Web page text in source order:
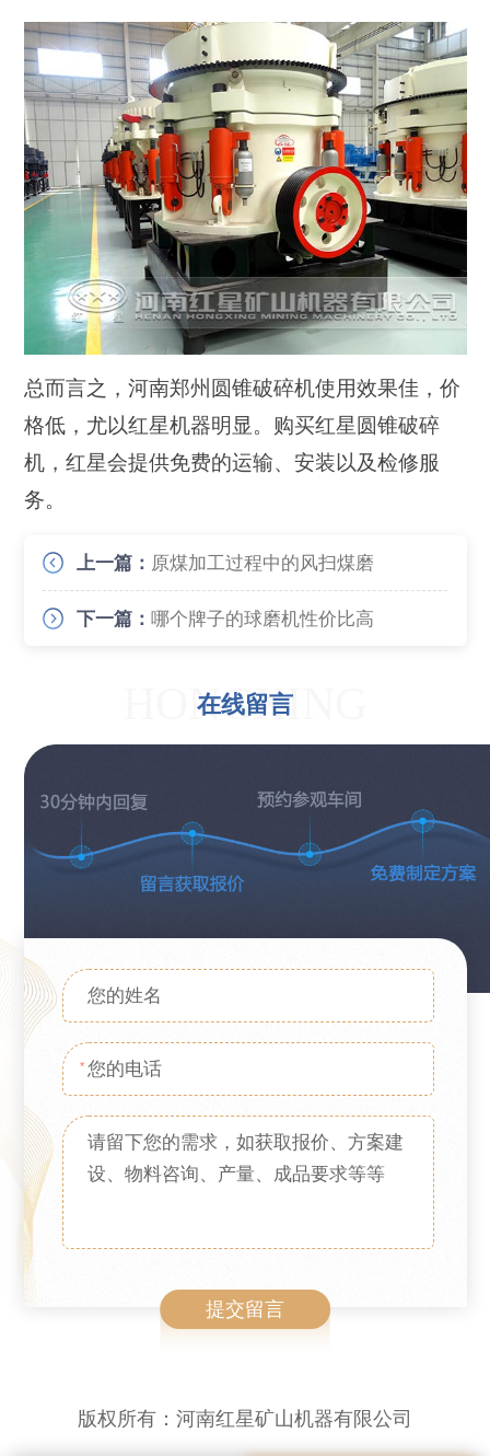
总而言之， 河南郑州圆锥破碎机使用效果佳，价
格低，尤以红星机器明显。购买红星圆锥破碎
机，红星会提供免费的运输、安装以及检修服
务。
上一篇： 原煤加工过程中的风扫煤磨
下一篇：哪个牌子的球磨机性价比高
在线留言
HONGXING
*
版权所有：河南红星矿山机器有限公司